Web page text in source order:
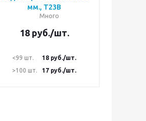
мм., Т23В
Много
18руб./шт.
<99 шт. 18 руб./шт.
>100 шт.
17 руб./шт.